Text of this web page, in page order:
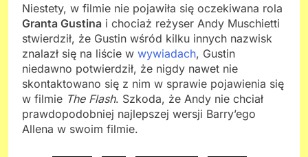
Niestety, w filmie nie pojawiła się oczekiwana rola
Granta Gustina i chociaż reżyser Andy Muschietti
stwierdził, że Gustin wśród kilku innych nazwisk
znalazł się na liście w wywiadach, Gustin
niedawno potwierdził, że nigdy nawet nie
skontaktowano się z nim w sprawie pojawienia się
w filmie The Flash. Szkoda, że Andy nie chciał
prawdopodobniej najlepszej wersji Barry’ego
Allena w swoim filmie.